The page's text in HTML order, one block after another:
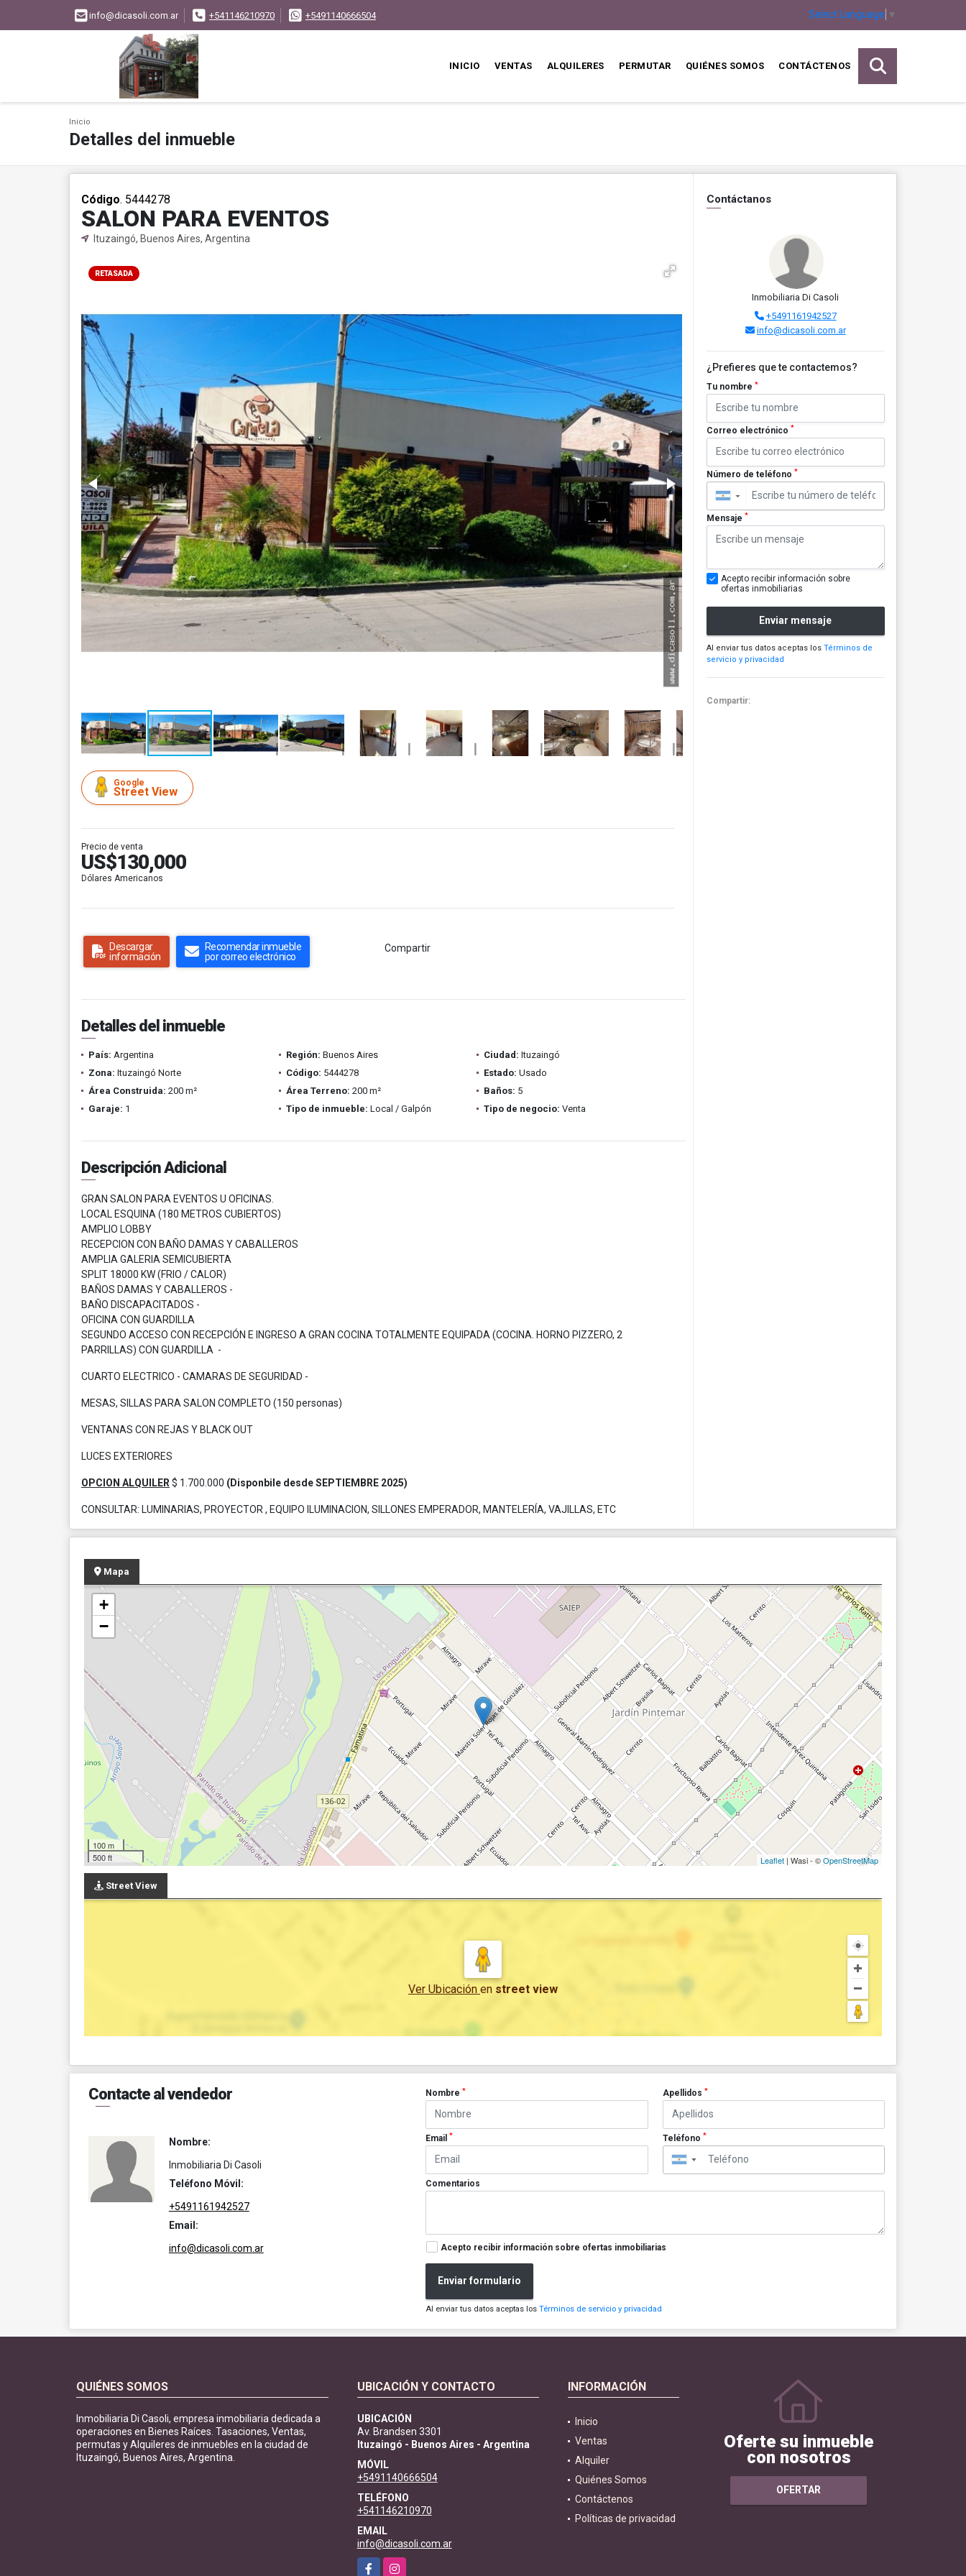
info@dicasoli.com.ar +541146210970 +5491140666504 Select Language ▼
INICIO VENTAS ALQUILERES PERMUTAR QUIÉNES SOMOS CONTÁCTENOS
Inicio
Detalles del inmueble
Código. 5444278
SALON PARA EVENTOS
Ituzaingó, Buenos Aires, Argentina
RETASADA
Google
Street View
Precio de venta
US$130,000
Dólares Americanos
Descargar
información
Recomendar inmueble
por correo electrónico
Compartir
Detalles del inmueble
País: Argentina Región: Buenos Aires Ciudad: Ituzaingó
Zona: Ituzaingó Norte Código: 5444278 Estado: Usado
Área Construida: 200 m² Área Terreno: 200 m² Baños: 5
Garaje: 1 Tipo de inmueble: Local / Galpón Tipo de negocio: Venta
Descripción Adicional
GRAN SALON PARA EVENTOS U OFICINAS.
LOCAL ESQUINA (180 METROS CUBIERTOS)
AMPLIO LOBBY
RECEPCION CON BAÑO DAMAS Y CABALLEROS
AMPLIA GALERIA SEMICUBIERTA
SPLIT 18000 KW (FRIO / CALOR)
BAÑOS DAMAS Y CABALLEROS -
BAÑO DISCAPACITADOS -
OFICINA CON GUARDILLA
SEGUNDO ACCESO CON RECEPCIÓN E INGRESO A GRAN COCINA TOTALMENTE EQUIPADA (COCINA. HORNO PIZZERO, 2
PARRILLAS) CON GUARDILLA -
CUARTO ELECTRICO - CAMARAS DE SEGURIDAD -
MESAS, SILLAS PARA SALON COMPLETO (150 personas)
VENTANAS CON REJAS Y BLACK OUT
LUCES EXTERIORES
OPCION ALQUILER $ 1.700.000 (Disponbile desde SEPTIEMBRE 2025)
CONSULTAR: LUMINARIAS, PROYECTOR , EQUIPO ILUMINACION, SILLONES EMPERADOR, MANTELERÍA, VAJILLAS, ETC
Contáctanos
Inmobiliaria Di Casoli
+5491161942527
info@dicasoli.com.ar
¿Prefieres que te contactemos?
Tu nombre *
Correo electrónico *
Número de teléfono *
▼
Mensaje *
Acepto recibir información sobre
ofertas inmobiliarias
Enviar mensaje
Al enviar tus datos aceptas los Términos de
servicio y privacidad
Compartir:
Mapa
+
−
100 m
500 ft
Leaflet | Wasi - ©OpenStreetMap
Street View
Ver Ubicación en street view
Contacte al vendedor
Nombre:
Inmobiliaria Di Casoli
Teléfono Móvil:
+5491161942527
Email:
info@dicasoli.com.ar
Nombre* Apellidos *
Email* Teléfono *
▼
Comentarios
Acepto recibir información sobre ofertas inmobiliarias
Enviar formulario
Al enviar tus datos aceptas losTérminos de servicio y privacidad
QUIÉNES SOMOS
Inmobiliaria Di Casoli, empresa inmobiliaria dedicada a
operaciones en Bienes Raíces. Tasaciones, Ventas,
permutas y Alquileres de inmuebles en la ciudad de
Ituzaingó, Buenos Aires, Argentina.
UBICACIÓN Y CONTACTO
UBICACIÓN
Av. Brandsen 3301
Ituzaingó - Buenos Aires - Argentina
MÓVIL
+5491140666504
TELÉFONO
+541146210970
EMAIL
info@dicasoli.com.ar
FacebookInstagram
INFORMACIÓN
Inicio
Ventas
Alquiler
Quiénes Somos
Contáctenos
Políticas de privacidad
Oferte su inmueble
con nosotros
OFERTAR